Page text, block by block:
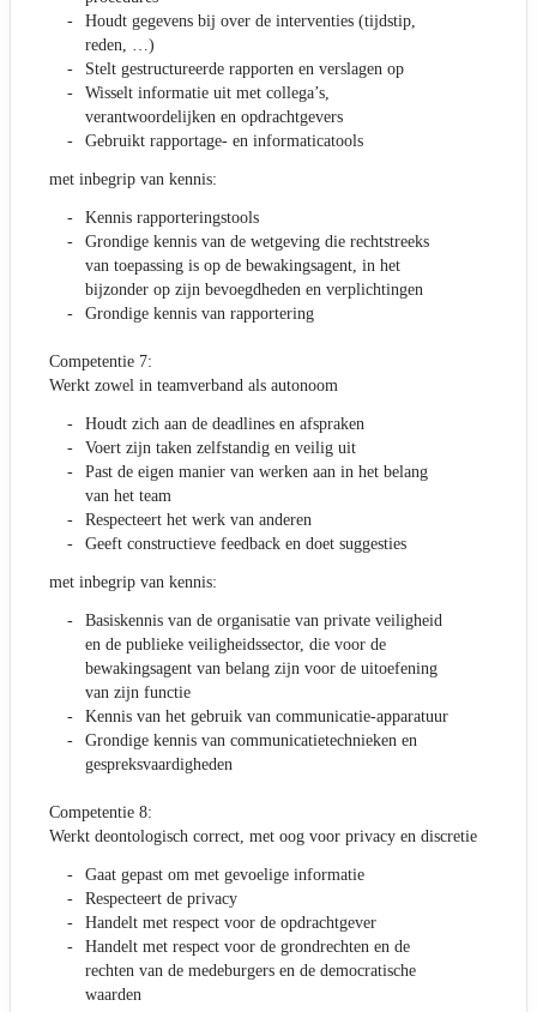
Houdt gegevens bij over de interventies (tijdstip,
reden, …)
Stelt gestructureerde rapporten en verslagen op
Wisselt informatie uit met collega’s,
verantwoordelijken en opdrachtgevers
Gebruikt rapportage- en informaticatools
met inbegrip van kennis:
Kennis rapporteringstools
Grondige kennis van de wetgeving die rechtstreeks
van toepassing is op de bewakingsagent, in het
bijzonder op zijn bevoegdheden en verplichtingen
Grondige kennis van rapportering
Competentie 7:
Werkt zowel in teamverband als autonoom
Houdt zich aan de deadlines en afspraken
Voert zijn taken zelfstandig en veilig uit
Past de eigen manier van werken aan in het belang
van het team
Respecteert het werk van anderen
Geeft constructieve feedback en doet suggesties
met inbegrip van kennis:
Basiskennis van de organisatie van private veiligheid
en de publieke veiligheidssector, die voor de
bewakingsagent van belang zijn voor de uitoefening
van zijn functie
Kennis van het gebruik van communicatie-apparatuur
Grondige kennis van communicatietechnieken en
gespreksvaardigheden
Competentie 8:
Werkt deontologisch correct, met oog voor privacy en discretie
Gaat gepast om met gevoelige informatie
Respecteert de privacy
Handelt met respect voor de opdrachtgever
Handelt met respect voor de grondrechten en de
rechten van de medeburgers en de democratische
waarden